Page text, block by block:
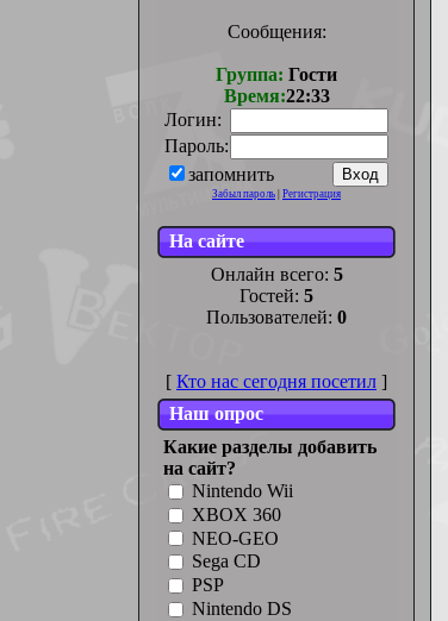
Сообщения:
Группа: Гости
Время:22:33
Логин:
Пароль:
запомнить
Забыл пароль Регистрация
На сайте
Онлайн всего: 5
Гостей: 5
Пользователей: 0
[ Кто нас сегодня посетил ]
Наш опрос
Какие разделы добавить
на сайт?
Nintendo Wii
XBOX 360
NEO-GEO
Sega CD
PSP
Nintendo DS